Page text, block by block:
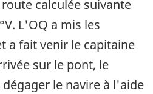
calculée suivante
L'OQ a mis les
a fait venir le capitaine
sur le pont, le
le navire à l'aide